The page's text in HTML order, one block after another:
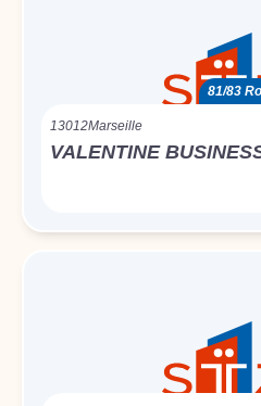
81/83
13012Marseille
VALENTINE